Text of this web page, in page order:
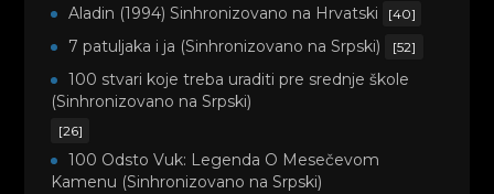
Aladin (1994) Sinhronizovano na Hrvatski [40]
7 patuljaka i ja (Sinhronizovano na Srpski) [52]
100 stvari koje treba uraditi pre srednje škole
(Sinhronizovano na Srpski)
[26]
100 Odsto Vuk: Legenda O Mesečevom
Kamenu (Sinhronizovano na Srpski)